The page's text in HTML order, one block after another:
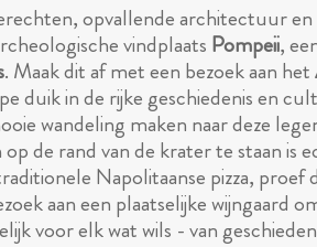
opvallende architectuur
vindplaats Pompeii,
. Maak dit af met een bezoek aan het
duik in de rijke geschiedenis en
wandeling maken naar deze
de rand van de krater te staan is
Napolitaanse pizza, proef
aan een plaatselijke wijngaard
voor elk wat wils - van